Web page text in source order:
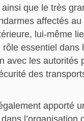
que le très
affectés
lui-même
essentiel dans
avec les autorités
des
apporté
l’organisation